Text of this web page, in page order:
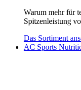
Warum mehr für
Spitzenleistung
Das Sortiment
AC Sports